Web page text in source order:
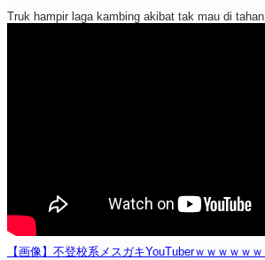
Truk hampir laga kambing akibat tak mau di
【画像】不登校系メスガキYouTuberｗｗｗｗｗ